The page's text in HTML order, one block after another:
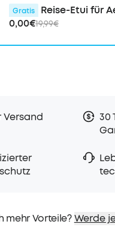
wasserdichte und
Performance eignet
Stunden mit dem
5,5 Stunden Musik!
Gratis
Reise-Etui für
0,00€19,99€
Versand
30
mehr Vorteile? Werde